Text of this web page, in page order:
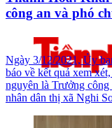
công an và phó
Ngày 3/12/2021, Ủy
báo về kết quả xem
nguyên là Trưởng
nhân dân thị xã Nghi